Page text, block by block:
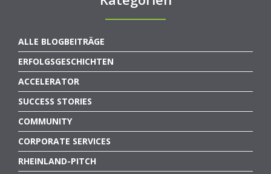
ALLE BLOGBEITRÄGE
ERFOLGSGESCHICHTEN
ACCELERATOR
SUCCESS STORIES
COMMUNITY
CORPORATE SERVICES
RHEINLAND-PITCH